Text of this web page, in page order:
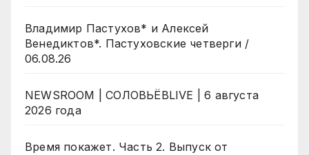
Владимир Пастухов* и Алексей
Венедиктов*. Пастуховские четверги /
06.08.26
NEWSROOM | СОЛОВЬЁВLIVE | 6 августа
2026 года
Время покажет. Часть 2. Выпуск от